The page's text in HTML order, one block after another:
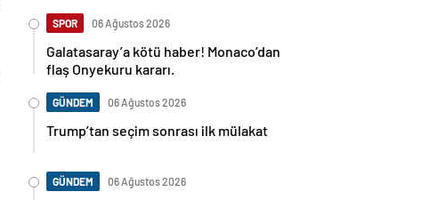
SPOR 06 Ağustos 2026
Galatasaray’a kötü haber! Monaco’dan
flaş Onyekuru kararı.
GÜNDEM 06 Ağustos 2026
Trump’tan seçim sonrası ilk mülakat
GÜNDEM 06 Ağustos 2026